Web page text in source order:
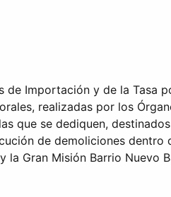
Importación y de la Tasa
realizadas por los
que se dediquen,
de demoliciones dentro
la Gran Misión Barrio Nuevo